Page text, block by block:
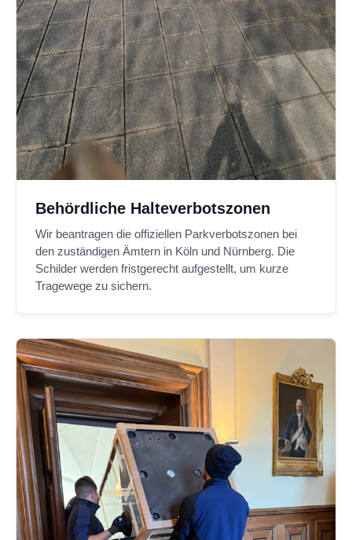
Behördliche Halteverbotszonen
Wir beantragen die offiziellen Parkverbotszonen bei
den zuständigen Ämtern in Köln und Nürnberg. Die
Schilder werden fristgerecht aufgestellt, um kurze
Tragewege zu sichern.